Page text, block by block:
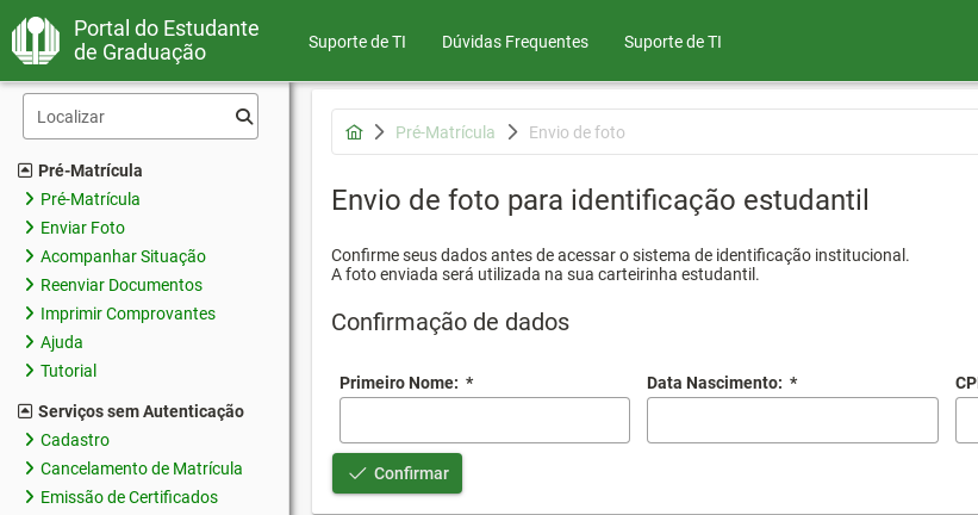
Portal do Estudante
de Graduação
Suporte de TI Dúvidas Frequentes Suporte de TI
Pré-Matrícula
Pré-Matrícula
Enviar Foto
Acompanhar Situação
Reenviar Documentos
Imprimir Comprovantes
Ajuda
Tutorial
Serviços sem Autenticação
Cadastro
Cancelamento de Matrícula
Emissão de Certificados
Pré-Matrícula Envio de foto
Envio de foto para identificação estudantil
Confirme seus dados antes de acessar o sistema de identificação institucional.
A foto enviada será utilizada na sua carteirinha estudantil.
Confirmação de dados
Primeiro Nome: * Data Nascimento: *
Confirmar